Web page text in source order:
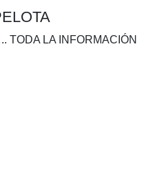
TODA LA INFORMACIÓN